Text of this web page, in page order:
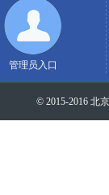
管理员入口
© 2015-2016